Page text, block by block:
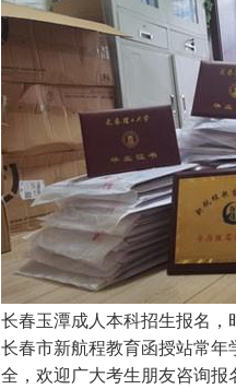
长春玉潭成人本科招生报名，
长春市新航程教育函授站常
全，欢迎广大考生朋友咨询